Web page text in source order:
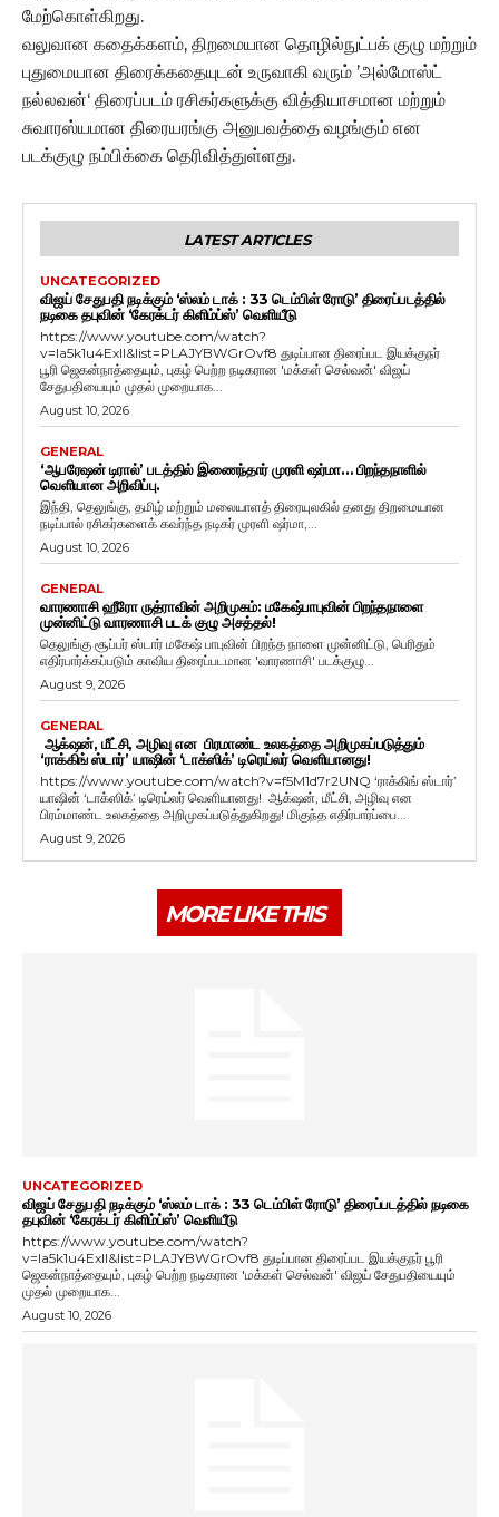
மேற்கொள்கிறது.
வலுவான கதைக்களம், திறமையான தொழில்நுட்பக் குழு மற்றும்
புதுமையான திரைக்கதையுடன் உருவாகி வரும் ’அல்மோஸ்ட்
நல்லவன்‘ திரைப்படம் ரசிகர்களுக்கு வித்தியாசமான மற்றும்
சுவாரஸ்யமான திரையரங்கு அனுபவத்தை வழங்கும் என
படக்குழு நம்பிக்கை தெரிவித்துள்ளது.
LATEST ARTICLES
UNCATEGORIZED
விஜய் சேதுபதி நடிக்கும் ‘ஸ்லம் டாக் : 33 டெம்பிள் ரோடு’ திரைப்படத்தில்
நடிகை தபுவின் ‘கேரக்டர் கிளிம்ப்ஸ்’ வெளியீடு
https://www.youtube.com/watch?
v=Ia5k1u4ExlI&list=PLAJYBWGrOvf8 துடிப்பான திரைப்பட இயக்குநர்
பூரி ஜெகன்நாத்தையும், புகழ் பெற்ற நடிகரான 'மக்கள் செல்வன்' விஜய்
சேதுபதியையும் முதல் முறையாக...
August 10, 2026
GENERAL
‘ஆபரேஷன் டிரால்’ படத்தில் இணைந்தார் முரளி ஷர்மா… பிறந்தநாளில்
வெளியான அறிவிப்பு.
இந்தி, தெலுங்கு, தமிழ் மற்றும் மலையாளத் திரையுலகில் தனது திறமையான
நடிப்பால் ரசிகர்களைக் கவர்ந்த நடிகர் முரளி ஷர்மா,...
August 10, 2026
GENERAL
வாரணாசி ஹீரோ ருத்ராவின் அறிமுகம்: மகேஷ்பாபுவின் பிறந்தநாளை
முன்னிட்டு வாரணாசி படக் குழு அசத்தல்!
தெலுங்கு சூப்பர் ஸ்டார் மகேஷ் பாபுவின் பிறந்த நாளை முன்னிட்டு, பெரிதும்
எதிர்பார்க்கப்படும் காவிய திரைப்படமான 'வாரணாசி' படக்குழு...
August 9, 2026
GENERAL
ஆக்‌ஷன், மீட்சி, அழிவு என பிரமாண்ட உலகத்தை அறிமுகப்படுத்தும்
‘ராக்கிங் ஸ்டார்’ யாஷின் ‘டாக்ஸிக்’ டிரெய்லர் வெளியானது!
https://www.youtube.com/watch?v=f5M1d7r2UNQ ‘ராக்கிங் ஸ்டார்’
யாஷின் ‘டாக்ஸிக்’ டிரெய்லர் வெளியானது! ஆக்‌ஷன், மீட்சி, அழிவு என
பிரம்மாண்ட உலகத்தை அறிமுகப்படுத்துகிறது! மிகுந்த எதிர்பார்ப்பை...
August 9, 2026
MORE LIKE THIS
UNCATEGORIZED
விஜய் சேதுபதி நடிக்கும் ‘ஸ்லம் டாக் : 33 டெம்பிள் ரோடு’ திரைப்படத்தில் நடிகை
தபுவின் ‘கேரக்டர் கிளிம்ப்ஸ்’ வெளியீடு
https://www.youtube.com/watch?
v=Ia5k1u4ExlI&list=PLAJYBWGrOvf8 துடிப்பான திரைப்பட இயக்குநர் பூரி
ஜெகன்நாத்தையும், புகழ் பெற்ற நடிகரான 'மக்கள் செல்வன்' விஜய் சேதுபதியையும்
முதல் முறையாக...
August 10, 2026